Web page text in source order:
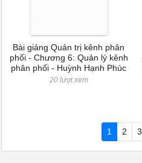
Bài giảng Quản trị kênh phân
phối - Chương 6: Quản lý kênh
phân phối - Huỳnh Hạnh Phúc
20 lượt xem
1 2 3